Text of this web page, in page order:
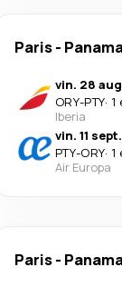
Paris-
vin. 28
ORY-PTY· 1
Iberia
vin. 11 sept.
PTY-ORY· 1
Air Europa
Paris-